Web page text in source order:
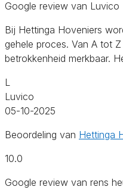
Google review van Luvico
Bij Hettinga Hoveniers
gehele proces. Van A tot
betrokkenheid merkbaar.
L
Luvico
05-10-2025
Beoordeling van Hettinga
10.0
Google review van rens